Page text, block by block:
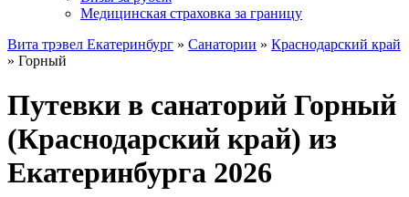
Медицинская страховка за границу
Вита трэвел Екатеринбург » Санатории » Краснодарский край
» Горный
Путевки в санаторий Горный
(Краснодарский край) из
Екатеринбурга 2026